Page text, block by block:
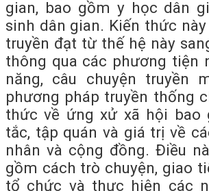
gian, bao gồm y học dân
sinh dân gian. Kiến thức
truyền đạt từ thế hệ này
thông qua các phương tiện
năng, câu chuyện truyền
phương pháp truyền thống
thức về ứng xử xã hội bao
tắc, tập quán và giá trị về
nhân và cộng đồng. Điều
gồm cách trò chuyện, giao
tổ chức và thực hiện các